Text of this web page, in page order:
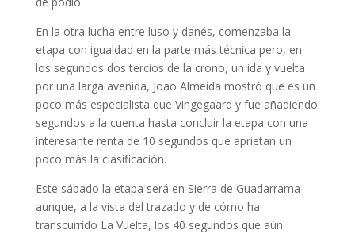
En la otra lucha entre luso y danés, comenzaba la
etapa con igualdad en la parte más técnica pero, en
los segundos dos tercios de la crono, un ida y vuelta
por una larga avenida, Joao Almeida mostró que es un
poco más especialista que Vingegaard y fue añadiendo
segundos a la cuenta hasta concluir la etapa con una
interesante renta de 10 segundos que aprietan un
poco más la clasificación.
Este sábado la etapa será en Sierra de Guadarrama
aunque, a la vista del trazado y de cómo ha
transcurrido La Vuelta, los 40 segundos que aún